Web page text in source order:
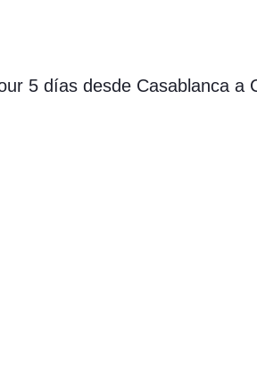
5 días desde Casablanca a